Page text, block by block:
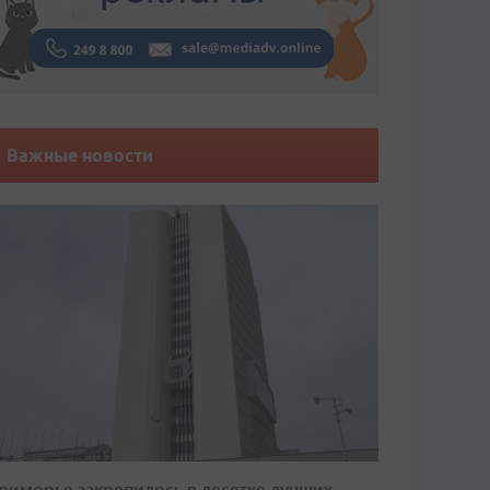
Важные новости